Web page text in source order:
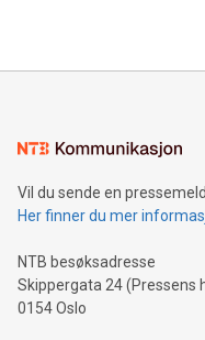
Vil du sende en
Her finner du mer
NTB besøksadresse
Skippergata 24 (Pressens
0154 Oslo